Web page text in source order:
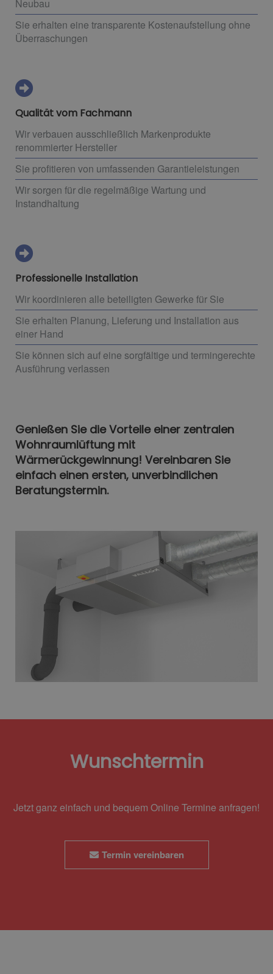
Neubau
Sie erhalten eine transparente Kostenaufstellung ohne
Überraschungen
Qualität vom Fachmann
Wir verbauen ausschließlich Markenprodukte
renommierter Hersteller
Sie profitieren von umfassenden Garantieleistungen
Wir sorgen für die regelmäßige Wartung und
Instandhaltung
Professionelle Installation
Wir koordinieren alle beteiligten Gewerke für Sie
Sie erhalten Planung, Lieferung und Installation aus
einer Hand
Sie können sich auf eine sorgfältige und termingerechte
Ausführung verlassen
Genießen Sie die Vorteile einer zentralen
Wohnraumlüftung mit
Wärmerückgewinnung! Vereinbaren Sie
einfach einen ersten, unverbindlichen
Beratungstermin.
Wunschtermin
Jetzt ganz einfach und bequem Online Termine anfragen!
Termin vereinbaren